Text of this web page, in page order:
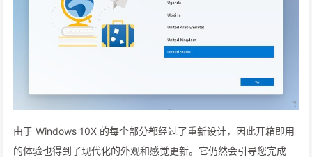
由于 Windows 10X 的每个部分都经过了重新设计，因此开箱即用
的体验也得到了现代化的外观和感觉更新。它仍然会引导您完成